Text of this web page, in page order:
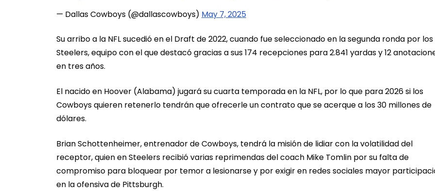
— Dallas Cowboys (@dallascowboys) May 7, 2025
Su arribo a la NFL sucedió en el Draft de 2022, cuando fue seleccionado en la segunda ronda por los
Steelers, equipo con el que destacó gracias a sus 174 recepciones para 2.841 yardas y 12
en tres años.
El nacido en Hoover (Alabama) jugará su cuarta temporada en la NFL, por lo que para 2026 si los
Cowboys quieren retenerlo tendrán que ofrecerle un contrato que se acerque a los 30 millones de
dólares.
Brian Schottenheimer, entrenador de Cowboys, tendrá la misión de lidiar con la volatilidad del
receptor, quien en Steelers recibió varias reprimendas del coach Mike Tomlin por su falta de
compromiso para bloquear por temor a lesionarse y por exigir en redes sociales mayor
en la ofensiva de Pittsburgh.